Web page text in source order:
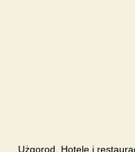
Użgorod. Hotele i